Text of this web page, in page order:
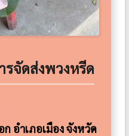
รจัดส่งพวงหรีด
อำเภอเมือง จังหวัด